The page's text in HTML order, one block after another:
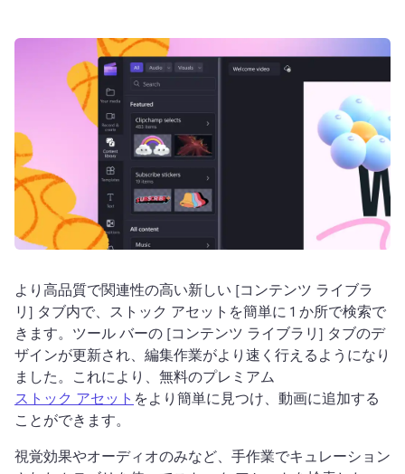
ログイン
無料で試す
より高品質で関連性の高い新しい [コンテンツ ライブラ
リ] タブ内で、ストック アセットを簡単に 1 か所で検索で
きます。 ツール バーの [コンテンツ ライブラリ] タブのデ
ザインが更新され、編集作業がより速く行えるようになり
ました。これにより、無料のプレミアム
ストック アセット をより簡単に見つけ、動画に追加する
ことができます。
視覚効果やオーディオのみなど、手作業でキュレーション